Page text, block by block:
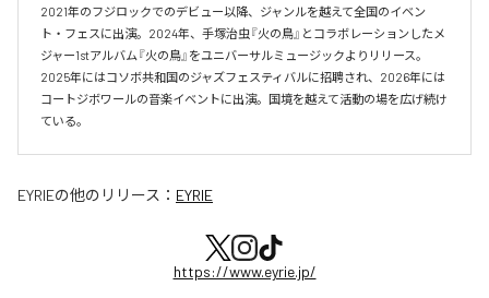
2021年のフジロックでのデビュー以降、ジャンルを越えて全国のイベン
ト・フェスに出演。2024年、手塚治虫『火の鳥』とコラボレーションしたメ
ジャー1stアルバム『火の鳥』をユニバーサルミュージックよりリリース。
2025年にはコソボ共和国のジャズフェスティバルに招聘され、2026年には
コートジボワールの音楽イベントに出演。国境を越えて活動の場を広げ続け
ている。​
EYRIEの他のリリース： EYRIE
https://www.eyrie.jp/